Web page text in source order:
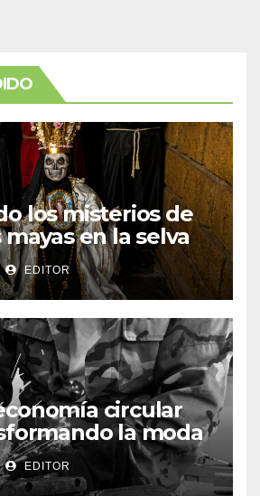
los misterios de
en la selva
EDITOR
circular
la moda
EDITOR